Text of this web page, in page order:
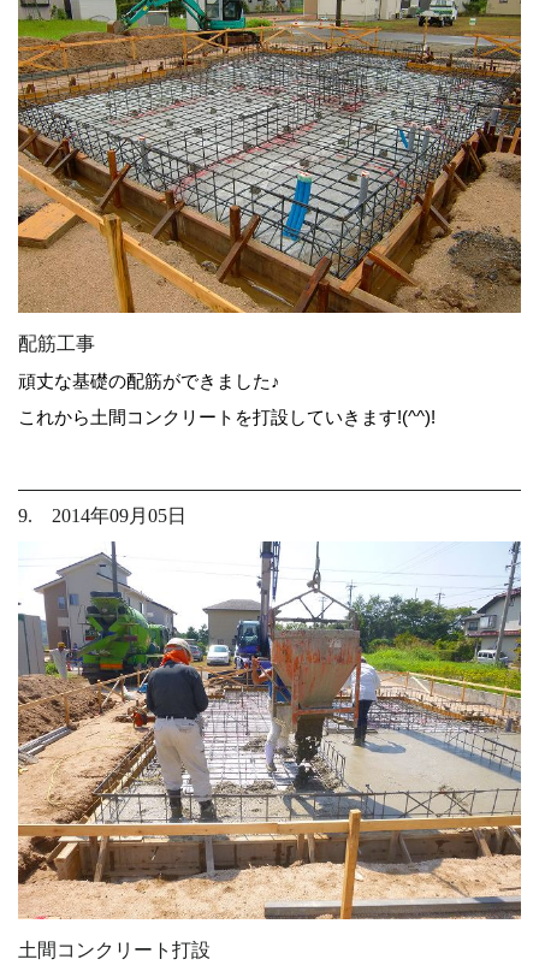
配筋工事
頑丈な基礎の配筋ができました♪
これから土間コンクリートを打設していきます!(^^)!
9. 2014年09月05日
土間コンクリート打設